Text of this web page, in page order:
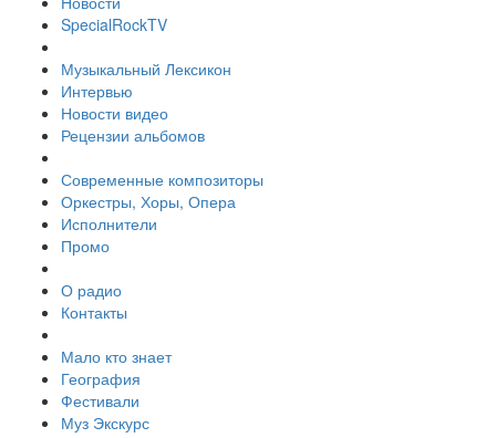
SpecialRockTV
Музыкальный Лексикон
Интервью
Новости видео
Рецензии альбомов
Современные композиторы
Оркестры, Хоры, Опера
Исполнители
Промо
О радио
Контакты
Мало кто знает
География
Фестивали
Муз Экскурс